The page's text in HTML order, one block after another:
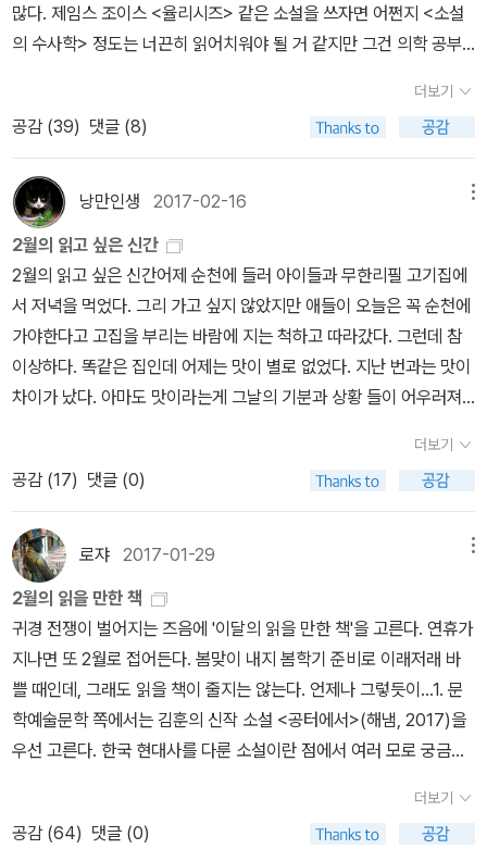
문학 세계문학 단편선H.P. 러브크래프트 《하워드 필립스 러브크래프
트-크툴루의 부름 외 12편》 알퐁스 도데 《알퐁스 도데-아를의 여인
면 알겠지~* 로랑 비네 《언어의 7번째 기능》너무너무 보고 싶어 사
설이라니!제이 파리니가 발터 벤야민 마지막을 그린 《벤야민의 마지
막 횡단》을 읽은 적 있다. 못 썼다고 할 수는 없지만 내가 기대한 소설
이 아니어서 실망스러웠는데, 로랑 비네 제발 잘 써 줬길>0<)! 질 들
뢰즈 마지막도 누가 좀 써줘!!!● 3월 알라딘 굿즈* 알라딘 에코백(반
가방보다 더 편하다. 들고 다니다 싫증 나면 여백에 그림을 그릴 수도
있을 거 같아 샀다~* 첫 문장 소이 캔들 <잃어버린 시간을 찾아서>
시간을 찾아서》 아이템 또 생겨서 좋다.초를 켜면 장작 타는 소리 난
다는데(심지가 실이 아니라 진짜 나무네!) 아까워서 켜질 못하겠다ㅜ
할 때 켜야지.* 현대문학 세계문학 단편선 래핑 페이퍼북ㅡ 하나만
있으면 아쉬워서 소장용으로 또 샀다ㅎ 써 버리면 영영 잃게 되는 게
생기니까ㅎㅎ;* 알라딘 선물상자ㅡ곧 봄이라 '타샤의 정원' 골랐는데
'이상한 나라의 앨리스'도 매우! 필요할! 거 같다;;; (그게 언제야?!?)
선물상자가 주문한 책 양과 크기에 맞춰 오기 때문에 한 권 사이즈는
맞춰서 또 사야 할 듯! 주문 시 고를 수 있게 해주면 좋겠다. 여러 권
사도 한 권만 따로 선물할 수도 있고 선물 상자가 여러 개 필요할 수도
있는 거니까. 물론 나 같은 사람은 내가 갖고 싶어 여러 개 고를지도ㅋ
디 - blackpower & 《의식의 강》빈티지 가죽 재킷, 체크 머플러, 검
많다. 제임스 조이스 <율리시즈> 같은 소설을 쓰자면 어쩐지 <소설
의 수사학> 정도는 너끈히 읽어치워야 될 거 같지만 그건 의학 공부
다. 이론과 실전은 다르고 달라야 한다. 일정한 수입이 있음 원하는 바
를 안정적으로 할 수 있을 거 같았지만 돈 버느라 허송 세월 하느라 꿈
을 놓친 수많은 사람들이 생생히 걸어 다니고 있지 않은가. 몸에 상황
전광판이 없어 사방에 안 알려줘서 다행일 지경이지.이 책과 비슷한
시기에 나온 <그럼에도 작가로 살겠다면> 같은 아포리즘 책은 인용
할 게 많아 에세이스트나 비평가, 리뷰어들에게나 유용하지 적어도
소설 창작자에는 큰 도움이 안 된다고 생각한다. ‘잘 될 거야, 잘 될 거
야‘ 아편 같은 주문으로 플라시보 효과만 보고 실제 치료할 부분은 내
버려 두는 것과 비슷하기 때문이다. ‘난 잘 할 수 있어!‘, ‘당신도 할 수
있다‘ 긍정과 A4 용지를 가득 채우는 실행은 분명 다른 문제다. 긍정
의 에너지가 삶을 더 낫게 만든다고 알려져 있지만 사실 딱 그렇지도
않다. KOREA 《SKEPTIC》 창간호 보면 캐럴 태브리스는 낙관주의
자가 비관주의자보다 수명이 길다는 주장이 틀렸다는 연구결과와 낙
가 더 컸지 않나? 우리는 비극에서 더 많은 걸 배워왔다. 그것도 옛말
인가. 운동하는 소설가들을 봐라! 운동도 습득과 연습의 행동력이라
구! 머릿속에 천일야화 뺨치는 게 있어도 지상에 한 페이지도 없음 암
것도 아니다.이 책은 자기 계발서로 소개해도 좋을 것 같다. 연습 사항
들을 따라가다가 소설보다 도를 깨우치러 옆길로 샐지 모르지만(내가
종종...) 그렇다면 애초에 그 사람은 소설을 쓰려던 사람은 아녔다고
봐야지.‘밖에 나가서 대상이 새롭게 보일 때까지 관찰하고 기록해 보
라‘든지 ‘눈을 뜨고 있는 시점과 감고 있는 시점을 각각 써보라‘ 등등
그래서 시가 중요한 것. 시는 대상을 다르게 보는 관점을 가장 많이 배
울 수 있는 분야다. 소설이 추적이라면 시는 투시에 가깝다고 할까. 시
더보기
공감 (39) 댓글 (8)
낭만인생 2017-02-16
2월의 읽고 싶은 신간
2월의 읽고 싶은 신간어제 순천에 들러 아이들과 무한리필 고기집에
서 저녁을 먹었다. 그리 가고 싶지 않았지만 애들이 오늘은 꼭 순천에
가야한다고 고집을 부리는 바람에 지는 척하고 따라갔다. 그런데 참
이상하다. 똑같은 집인데 어제는 맛이 별로 없었다. 지난 번과는 맛이
차이가 났다. 아마도 맛이라는게 그날의 기분과 상황 들이 어우러져
맛이란 존재하지 않는 것이다. 좋은 기억도 순간 나쁜 기억으로 치환
되기도 한다. 그 반대도 역시 가능하다. 작년 9월에 광주 영풍에서 샀
던 책 영수증이 보여서 읽어보니 단 한 권도 읽지 않았다. 왜 안 읽었
을까? 분명 괜찮은 책도 몇권 포함되 있는데 말이다. 책을 살 때는 꼭
읽을거란 필요성이 강했다. 그런데 무슨 이유에서인지 그 책은 아직
도 단 한 권도 읽지 않았다. 유일하게 <페이스북 심리학>은 읽다가
재미가 없어 한쪽 구석에 쳐박아 두었다. 아직도 어디 있는지도 모른
다. 하지만 <아내를 모자로 착각한 남자>나 <탐서의 즐거움>의 경우
는 괜찮은 책들이다. 그러고보니 <여행작가수업>은 읽은 것 같다. 기
억이 가물가물하긴 하지만. 그러고 보니 <현대소설작법>은 소설을
쓰고 싶어 샀는데 아직 한 번도 읽지 못했다. 소설을 쓰려면 시간을 두
고 플롯도 짜고 습작을 해야하는데 도무지 시간이 안 난다. 사실 소설
쓰기 책은 적지 않다. <단편 소설 쓰기의 모든 것>과 <도전! 웹소설
더보기
공감 (17) 댓글 (0)
로쟈 2017-01-29
2월의 읽을 만한 책
귀경 전쟁이 벌어지는 즈음에 '이달의 읽을 만한 책'을 고른다. 연휴가
지나면 또 2월로 접어든다. 봄맞이 내지 봄학기 준비로 이래저래 바
쁠 때인데, 그래도 읽을 책이 줄지는 않는다. 언제나 그렇듯이...1. 문
학예술문학 쪽에서는 김훈의 신작 소설 <공터에서>(해냄, 2017)을
우선 고른다. 한국 현대사를 다룬 소설이란 점에서 여러 모로 궁금한
2017)도. 구효서의 수상작이다. 작가의 오래전 장편으로 다시 나온
<늪을 건너는 법>(문학동네, 2014)도 얼마 전에 다시 구했다. 요컨
더보기
공감 (64) 댓글 (0)